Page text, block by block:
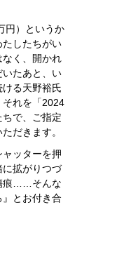
円）というか
したちがい
く、開かれ
たあと、い
る天野裕氏
それを「2024
で、ご指定
だきます。
ッターを押
拡がりつづ
痕……そんな
とお付き合